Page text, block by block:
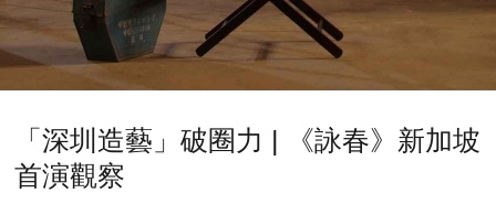
「深圳造藝」破圈力 | 《詠春》新加坡
首演觀察